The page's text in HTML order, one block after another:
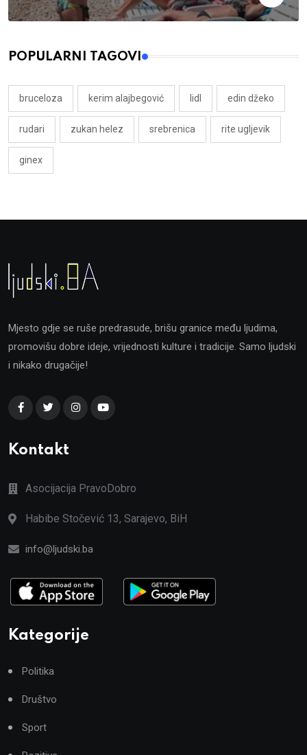
POPULARNI TAGOVI
bruceloza kerim alajbegović lidl edin džeko
rudari zukan helez srebrenica rite ugljevik
ginex
Mjesto gdje se ruše predrasude, brišu granice među ljudima,
promovišu dobre ideje, vrijednosti kulture i tradicije. Samo ljudski
i nikako drugačije!
Kontakt
Asocijacija PravoDobro
Habibe Stočević 13, Sarajevo, BiH
info@ljudski.ba
Kategorije
Politika
Društvo
Sport